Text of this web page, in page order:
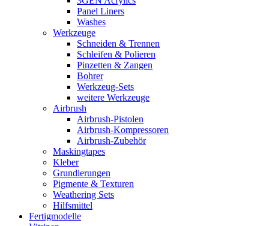
Panel Liners
Washes
Werkzeuge
Schneiden & Trennen
Schleifen & Polieren
Pinzetten & Zangen
Bohrer
Werkzeug-Sets
weitere Werkzeuge
Airbrush
Airbrush-Pistolen
Airbrush-Kompressoren
Airbrush-Zubehör
Maskingtapes
Kleber
Grundierungen
Pigmente & Texturen
Weathering Sets
Hilfsmittel
Fertigmodelle